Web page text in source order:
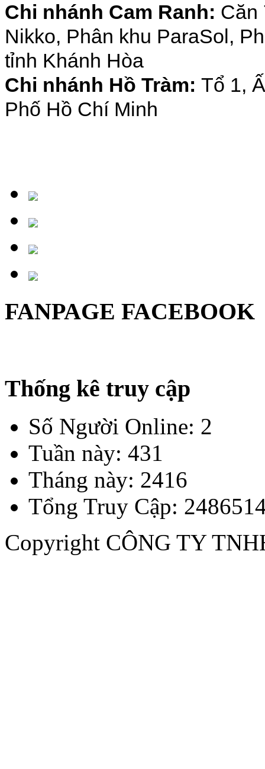
Chi nhánh Cam Ranh: Căn
Nikko, Phân khu ParaSol,
tỉnh Khánh Hòa
Chi nhánh Hồ Tràm: Tổ 1,
Phố Hồ Chí Minh
FANPAGE FACEBOOK
Thống kê truy cập
Số Người Online: 2
Tuần này: 431
Tháng này: 2416
Tổng Truy Cập:
Copyright CÔNG TY